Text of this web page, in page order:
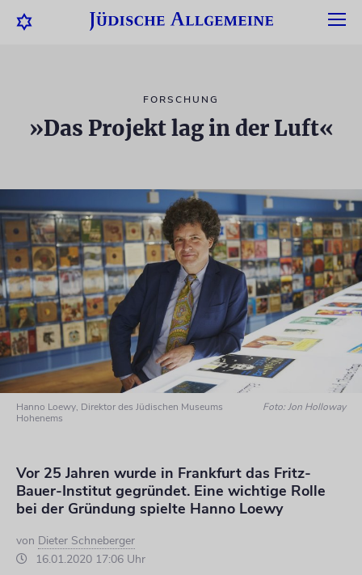
FORSCHUNG
»Das Projekt lag in der Luft«
Hanno Loewy, Direktor des Jüdischen Museums
Hohenems
Foto: Jon Holloway
Vor 25 Jahren wurde in Frankfurt das Fritz-
Bauer-Institut gegründet. Eine wichtige Rolle
bei der Gründung spielte Hanno Loewy
von Dieter Schneberger
16.01.2020 17:06 Uhr